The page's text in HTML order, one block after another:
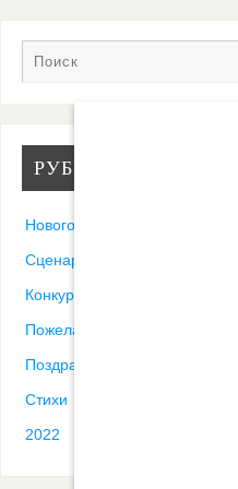
РУБРИКИ
Новогодние песни
Сценарии
Конкурсы
Пожелания
Поздравления
Стихи
2022